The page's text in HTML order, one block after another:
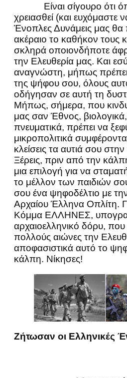
Είναι σίγουρο ότι
χρειασθεί (και ευχόμαστε
Ένοπλες Δυνάμεις μας θα
ακέραιο το καθήκον τους
σκληρά οποιονδήποτε
την Ελευθερία μας. Και
αναγνώστη, μήπως πρέπει
της ψήφου σου, όλους
οδήγησαν σε αυτή τη
Μήπως, σήμερα, που
μας σαν Έθνος, βιολογικά,
πνευματικά, πρέπει να
μικροπολιτικά
κλείσεις τα αυτιά σου
Ξέρεις, πριν από την
μια επιλογή για να
το μέλλον των παιδιών
σου ένα ψηφοδέλτιο με
Αρχαίου Έλληνα Οπλίτη.
Κόμμα ΕΛΛΗΝΕΣ,
αρχαιοελληνικό δόρυ,
πολλούς αιώνες την
αποφασιστικά αυτό το
κάλπη. Νίκησες!
Ζήτωσαν οι Ελληνικές